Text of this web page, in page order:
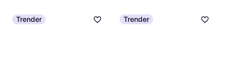
Trender Trender